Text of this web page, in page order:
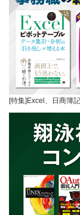
[特集]Excel、日商簿